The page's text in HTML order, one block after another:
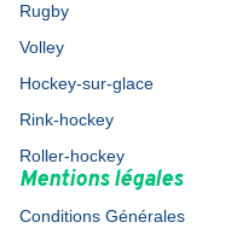
Rugby
Volley
Hockey-sur-glace
Rink-hockey
Roller-hockey
Mentions légales
Conditions Générales